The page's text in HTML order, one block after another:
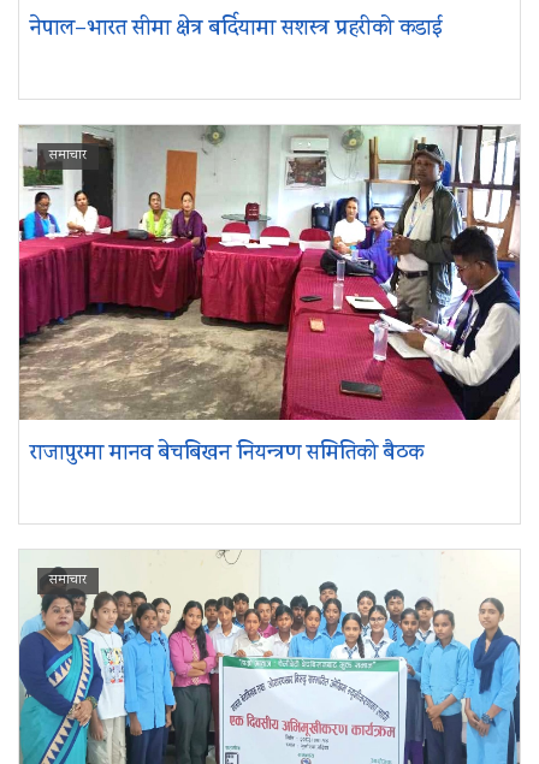
नेपाल–भारत सीमा क्षेत्र बर्दियामा सशस्त्र प्रहरीको कडाई
समाचार
राजापुरमा मानव बेचबिखन नियन्त्रण समितिको बैठक
समाचार